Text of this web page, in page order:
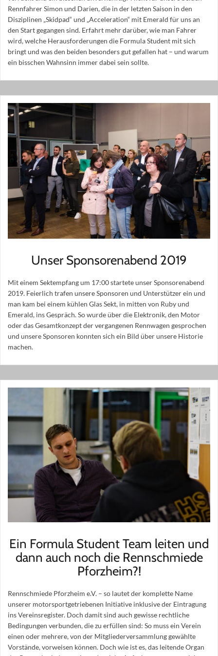
Rennfahrer Simon und Darien, die in der letzten Saison in den
Disziplinen „Skidpad“ und „Acceleration“ mit Emerald für uns an
den Start gegangen sind. Erfahrt mehr darüber, wie man Fahrer
wird, welche Herausforderungen die Formula Student mit sich
bringt und was den beiden besonders gut gefallen hat – und warum
ein bisschen Wahnsinn immer dabei sein sollte.
Unser Sponsorenabend 2019
Mit einem Sektempfang um 17:00 startete unser Sponsorenabend
2019. Feierlich trafen unsere Sponsoren und Unterstützer ein und
man kam bei einem kühlen Glas Sekt, in mitten von Ruby und
Emerald, ins Gespräch. So wurde über die Elektronik, den Motor
oder das Gesamtkonzept der vergangenen Rennwagen gesprochen
und unsere Sponsoren konnten sich ein Bild über unsere Historie
machen.
Ein Formula Student Team leiten und
dann auch noch die Rennschmiede
Pforzheim?!
Rennschmiede Pforzheim e.V. – so lautet der komplette Name
unserer motorsportgetriebenen Initiative inklusive der Eintragung
ins Vereinsregister. Doch damit sind auch gewisse rechtliche
Bedingungen verbunden, die zu erfüllen sind: So muss ein Verein
einen oder mehrere, von der Mitgliederversammlung gewählte
Vorstände, vorweisen können. Doch wie ist es, das leitende Organ